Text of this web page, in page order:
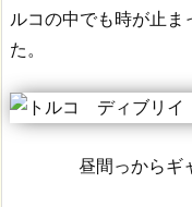
ルコの中でも時が止ま
た。
昼間っからギ